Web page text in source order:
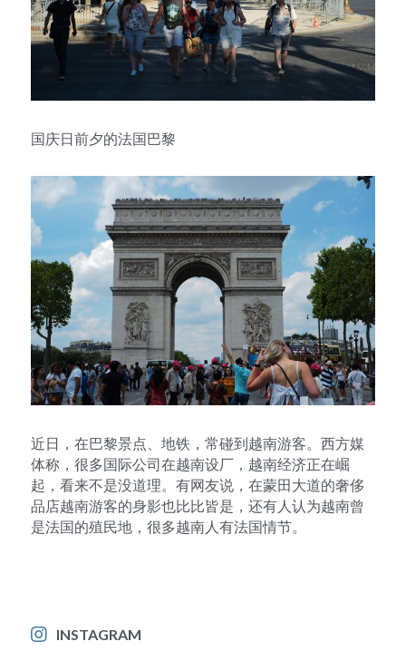
国庆日前夕的法国巴黎
近日，在巴黎景点、地铁，常碰到越南游客。西方媒
体称，很多国际公司在越南设厂，越南经济正在崛
起，看来不是没道理。有网友说，在蒙田大道的奢侈
品店越南游客的身影也比比皆是，还有人认为越南曾
是法国的殖民地，很多越南人有法国情节。
INSTAGRAM